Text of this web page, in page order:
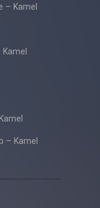
– Kamel
– Kamel